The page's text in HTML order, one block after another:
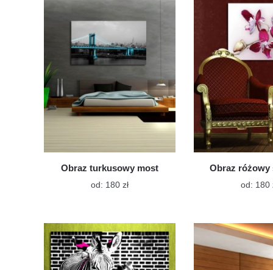
Opcje
wybrać
na
produktu
Obraz turkusowy most
od: 180 złTen
wiele
wariantów.
Opcje
można
Obraz różowy
od: 180